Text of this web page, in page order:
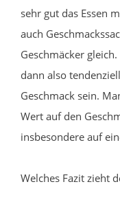
sehr gut das Essen
auch
Geschmäcker
dann also
Geschmack sein.
Wert auf den
insbesondere auf
Welches Fazit zieht